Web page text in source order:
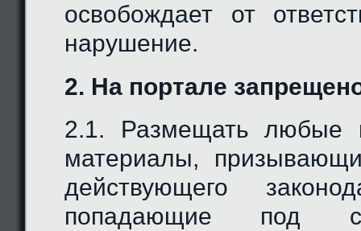
освобождает от
нарушение.
2. На портале
2.1. Размещать любые
материалы,
действующего
попадающие под